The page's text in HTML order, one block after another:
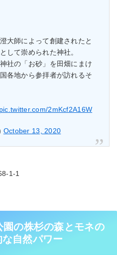
大師によって創建されたと
して崇められた神社。
社の「お砂」を田畑にまけ
各地から参拝者が訪れるそ
pic.twitter.com/2mKcf2A16W
October 13, 2020
1-1
園の株杉の森とモネの
自然パワー